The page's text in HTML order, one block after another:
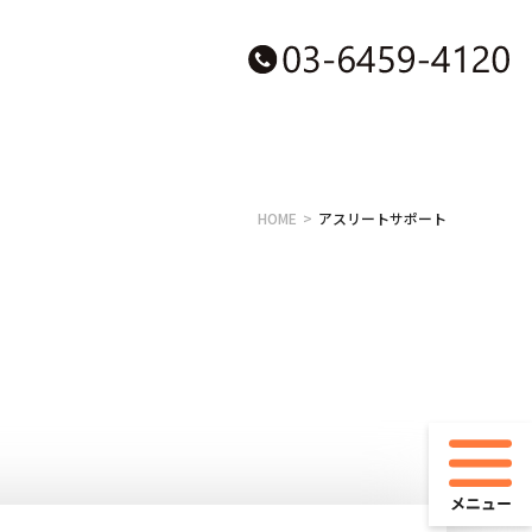
HOME アスリートサポート